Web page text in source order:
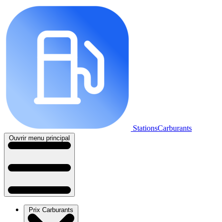
StationsCarburants
Ouvrir menu principal
Prix Carburants